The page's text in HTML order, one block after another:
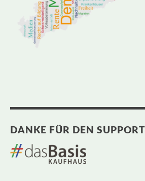
DANKE FÜR DEN SUPPORT